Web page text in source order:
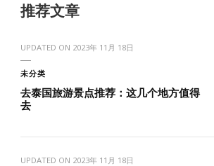
推荐文章
UPDATED ON 2023年 11月 18日
未分类
去泰国旅游景点推荐：这几个地方值得
去
UPDATED ON 2023年 11月 18日